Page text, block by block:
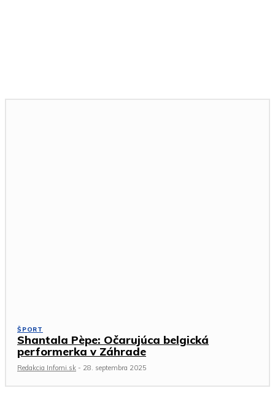
ŠPORT
Shantala Pèpe: Očarujúca belgická
performerka v Záhrade
Redakcia Infomi.sk - 28. septembra 2025